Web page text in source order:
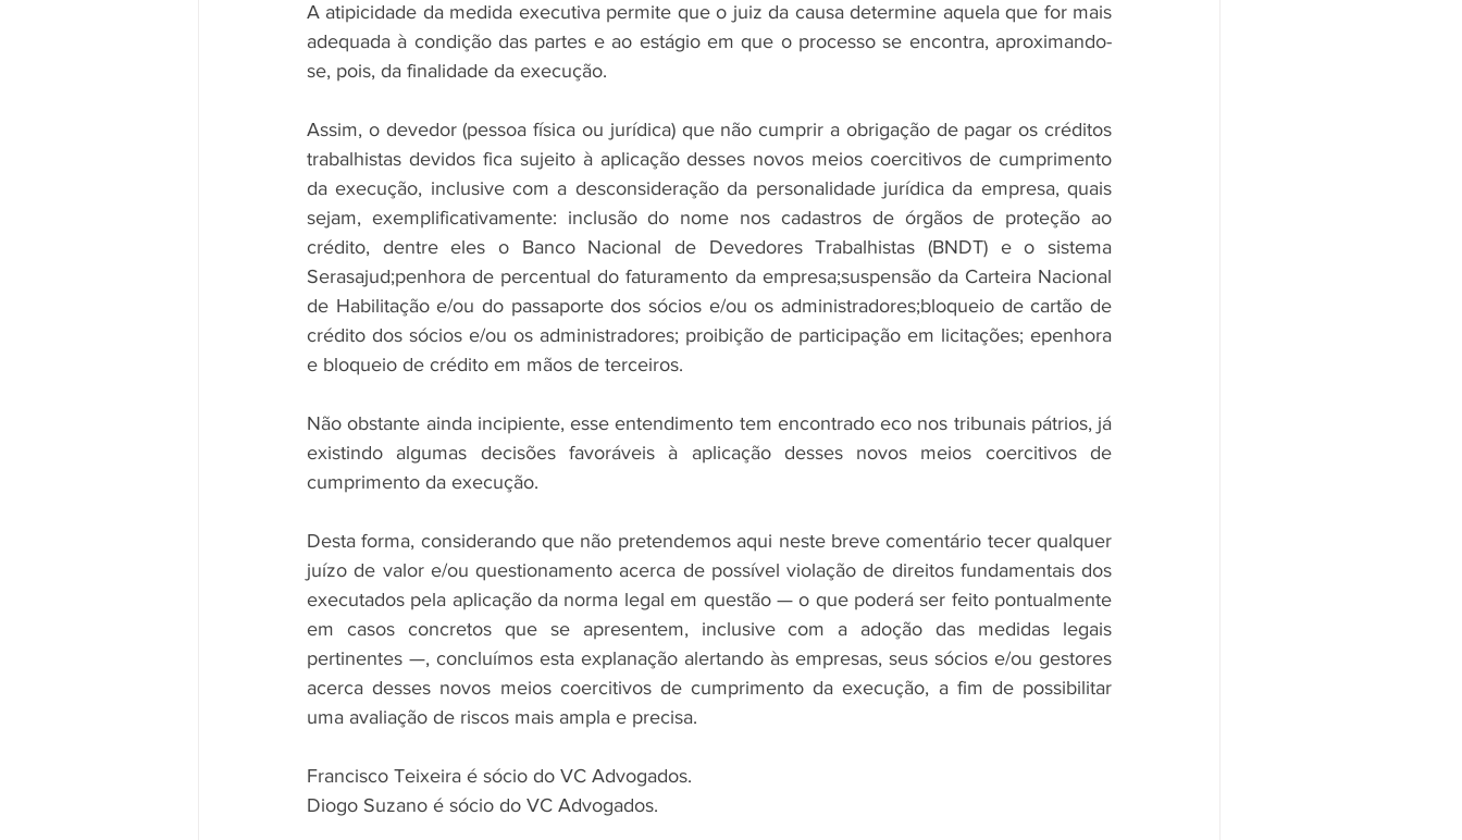
A atipicidade da medida executiva permite que o juiz da causa determine aquela que for mais
adequada à condição das partes e ao estágio em que o processo se encontra, aproximando-
se, pois, da finalidade da execução.
Assim, o devedor (pessoa física ou jurídica) que não cumprir a obrigação de pagar os créditos
trabalhistas devidos fica sujeito à aplicação desses novos meios coercitivos de cumprimento
da execução, inclusive com a desconsideração da personalidade jurídica da empresa, quais
sejam, exemplificativamente: inclusão do nome nos cadastros de órgãos de proteção ao
crédito, dentre eles o Banco Nacional de Devedores Trabalhistas (BNDT) e o sistema
Serasajud;penhora de percentual do faturamento da empresa;suspensão da Carteira Nacional
de Habilitação e/ou do passaporte dos sócios e/ou os administradores;bloqueio de cartão de
crédito dos sócios e/ou os administradores; proibição de participação em licitações; epenhora
e bloqueio de crédito em mãos de terceiros.
Não obstante ainda incipiente, esse entendimento tem encontrado eco nos tribunais pátrios, já
existindo algumas decisões favoráveis à aplicação desses novos meios coercitivos de
cumprimento da execução.
Desta forma, considerando que não pretendemos aqui neste breve comentário tecer qualquer
juízo de valor e/ou questionamento acerca de possível violação de direitos fundamentais dos
executados pela aplicação da norma legal em questão — o que poderá ser feito pontualmente
em casos concretos que se apresentem, inclusive com a adoção das medidas legais
pertinentes —, concluímos esta explanação alertando às empresas, seus sócios e/ou gestores
acerca desses novos meios coercitivos de cumprimento da execução, a fim de possibilitar
uma avaliação de riscos mais ampla e precisa.
Francisco Teixeira é sócio do VC Advogados.
Diogo Suzano é sócio do VC Advogados.